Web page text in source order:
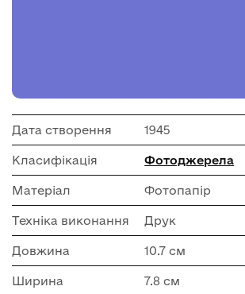
Дата створення 1945
Класифікація Фотоджерела
Матеріал Фотопапір
Техніка виконання Друк
Довжина 10.7 см
Ширина 7.8 см